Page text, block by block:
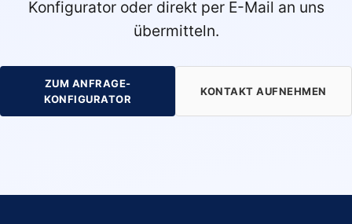
Konfigurator oder direkt per E-Mail an uns
übermitteln.
ZUM ANFRAGE-
KONFIGURATOR
KONTAKT AUFNEHMEN